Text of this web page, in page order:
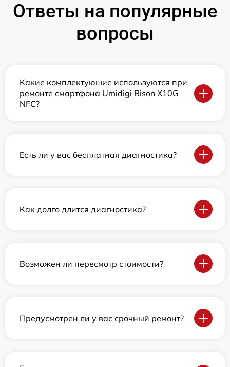
Ответы на популярные
вопросы
Какие комплектующие используются при
ремонте смартфона Umidigi Bison X10G
NFC?
Есть ли у вас бесплатная диагностика?
Как долго длится диагностика?
Возможен ли пересмотр стоимости?
Предусмотрен ли у вас срочный ремонт?